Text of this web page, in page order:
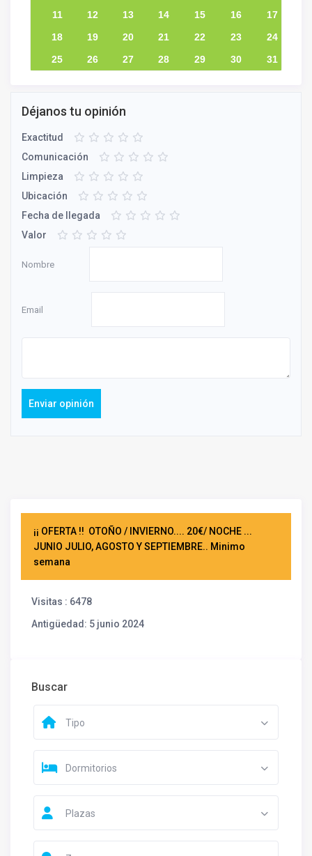
11
12 13 14 15 16
17
18
19 20 21 22 23
24
25
26 27 28 29 30 31
Déjanos tu opinión
Exactitud
Comunicación
Limpieza
Ubicación
Fecha de llegada
Valor
Nombre
Email
Enviar opinión
¡¡ OFERTA !! OTOÑO / INVIERNO.... 20€/ NOCHE ...
JUNIO JULIO, AGOSTO Y SEPTIEMBRE.. Minimo
semana
Visitas : 6478
Antigüedad : 5 junio 2024
Buscar
Tipo
Dormitorios
Plazas